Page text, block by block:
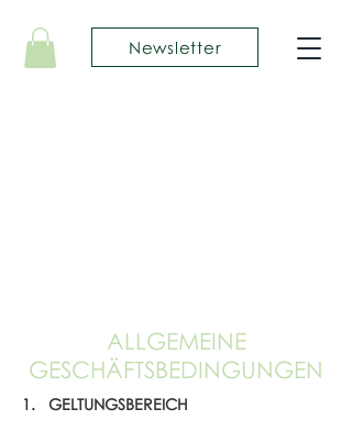
Newsletter
ALLGEMEINE
GESCHÄFTSBEDINGUNGEN
1. GELTUNGSBEREICH